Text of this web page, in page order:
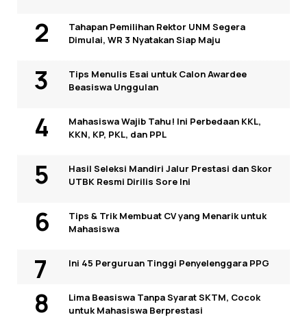
Tahapan Pemilihan Rektor UNM Segera
Dimulai, WR 3 Nyatakan Siap Maju
Tips Menulis Esai untuk Calon Awardee
Beasiswa Unggulan
Mahasiswa Wajib Tahu! Ini Perbedaan KKL,
KKN, KP, PKL, dan PPL
Hasil Seleksi Mandiri Jalur Prestasi dan Skor
UTBK Resmi Dirilis Sore Ini
Tips & Trik Membuat CV yang Menarik untuk
Mahasiswa
Ini 45 Perguruan Tinggi Penyelenggara PPG
Lima Beasiswa Tanpa Syarat SKTM, Cocok
untuk Mahasiswa Berprestasi